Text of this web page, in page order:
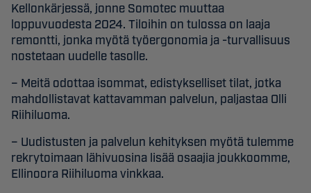
Kellonkärjessä, jonne Somotec muuttaa
loppuvuodesta 2024. Tiloihin on tulossa on laaja
remontti, jonka myötä työergonomia ja -turvallisuus
nostetaan uudelle tasolle.
– Meitä odottaa isommat, edistykselliset tilat, jotka
mahdollistavat kattavamman palvelun, paljastaa Olli
Riihiluoma.
– Uudistusten ja palvelun kehityksen myötä tulemme
rekrytoimaan lähivuosina lisää osaajia joukkoomme,
Ellinoora Riihiluoma vinkkaa.